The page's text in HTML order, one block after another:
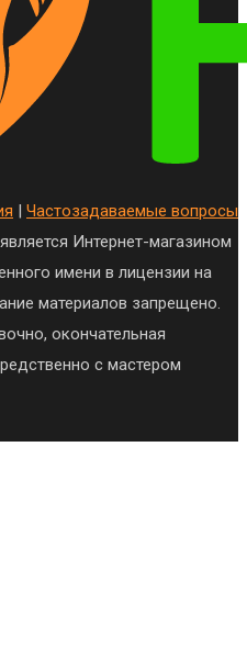
| Частозадаваемые вопросы
Интернет-магазином
имени в лицензии на
материалов запрещено.
окончательная
с мастером